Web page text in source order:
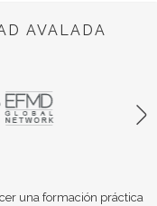
AVALADA
una formación práctica